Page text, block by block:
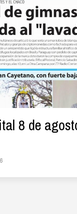
8 de